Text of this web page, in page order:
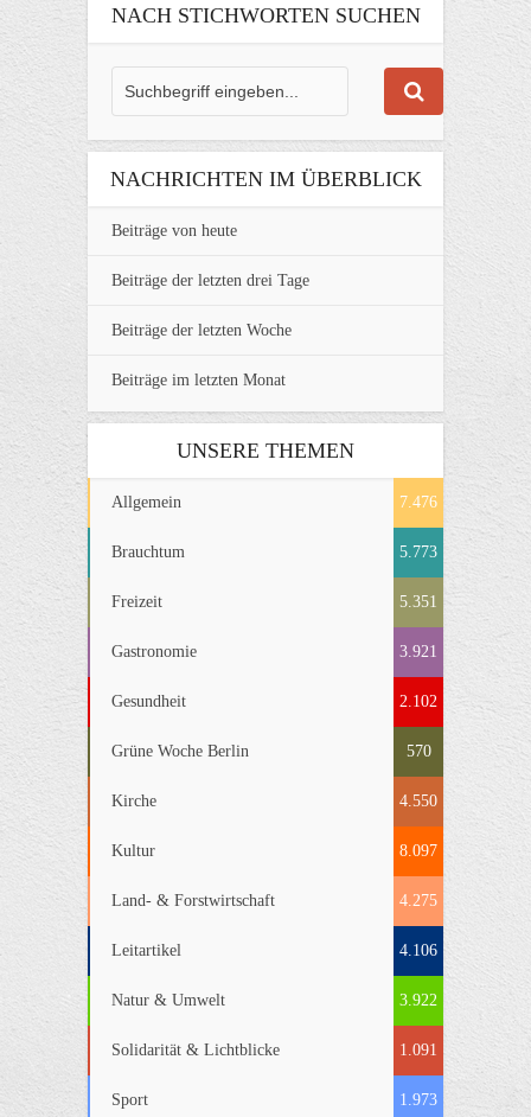
NACH STICHWORTEN SUCHEN
NACHRICHTEN IM ÜBERBLICK
Beiträge von heute
Beiträge der letzten drei Tage
Beiträge der letzten Woche
Beiträge im letzten Monat
UNSERE THEMEN
Allgemein 7.476
Brauchtum 5.773
Freizeit 5.351
Gastronomie 3.921
Gesundheit 2.102
Grüne Woche Berlin 570
Kirche 4.550
Kultur 8.097
Land- & Forstwirtschaft 4.275
Leitartikel 4.106
Natur & Umwelt 3.922
Solidarität & Lichtblicke 1.091
Sport 1.973